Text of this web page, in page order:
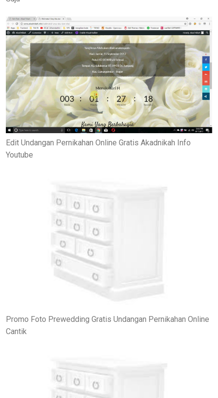
Edit Undangan Pernikahan Online Gratis Akadnikah Info
Youtube
Promo Foto Prewedding Gratis Undangan Pernikahan Online
Cantik